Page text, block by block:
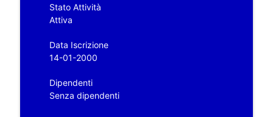
Stato Attività
Attiva
Data Iscrizione
14-01-2000
Dipendenti
Senza dipendenti